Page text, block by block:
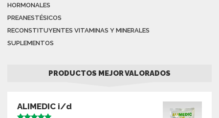
HORMONALES
PREANESTÉSICOS
RECONSTITUYENTES VITAMINAS Y MINERALES
SUPLEMENTOS
PRODUCTOS MEJOR VALORADOS
ALIMEDIC i/d